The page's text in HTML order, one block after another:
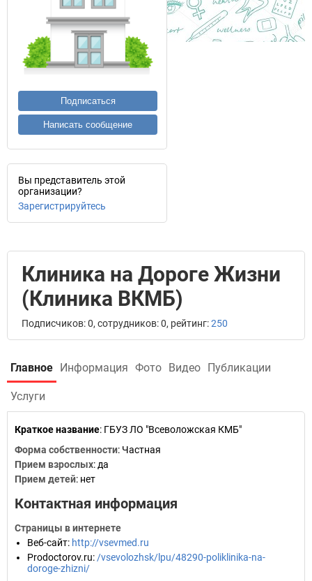
Подписаться
Написать сообщение
Вы представитель этой
организации?
Зарегистрируйтесь
Клиника на Дороге Жизни
(Клиника ВКМБ)
Подписчиков: 0, сотрудников: 0, рейтинг:250
Главное Информация Фото Видео Публикации
Услуги
Краткое название: ГБУЗ ЛО "Всеволожская КМБ"
Форма собственности: Частная
Прием взрослых: да
Прием детей: нет
Контактная информация
Страницы в интернете
Веб-сайт: http://vsevmed.ru
Prodoctorov.ru: /vsevolozhsk/lpu/48290-poliklinika-na-
doroge-zhizni/